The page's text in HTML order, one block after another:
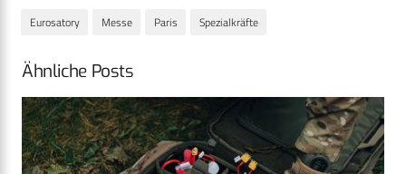
Eurosatory Messe Paris Spezialkräfte
Ähnliche Posts